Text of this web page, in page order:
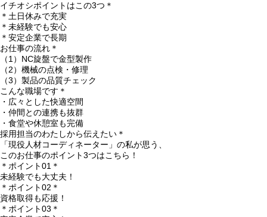
イチオシポイントはこの3つ＊
＊土日休みで充実
＊未経験でも安心
＊安定企業で長期
お仕事の流れ＊
（1）NC旋盤で金型製作
（2）機械の点検・修理
（3）製品の品質チェック
こんな職場です＊
・広々とした快適空間
・仲間との連携も抜群
・食堂や休憩室も完備
採用担当のわたしから伝えたい＊
「現役人材コーディネーター」の私が思う、
このお仕事のポイント3つはこちら！
＊ポイント01＊
未経験でも大丈夫！
＊ポイント02＊
資格取得も応援！
＊ポイント03＊